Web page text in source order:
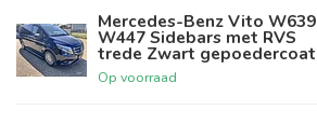
Mercedes-Benz Vito W639
W447 Sidebars met RVS
trede Zwart gepoedercoat
Op voorraad